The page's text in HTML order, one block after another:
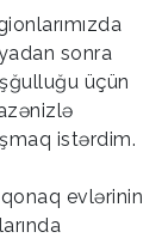
sonra
üçün
istərdim.
qonaq evlərinin